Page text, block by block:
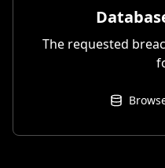
The requested